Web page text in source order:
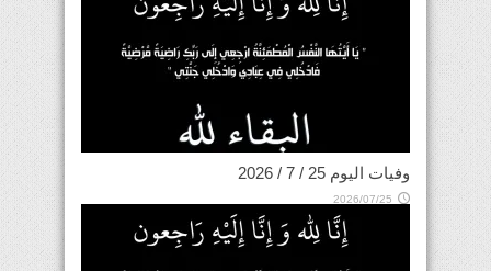
وفيات اليوم 25 / 7 / 2026
2026/07/25